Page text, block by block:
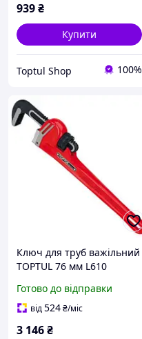
939₴
Купити
Toptul Shop 100%
Ключ для труб важільний
TOPTUL 76 мм L610
Готово до відправки
від524₴/міс
3 146₴